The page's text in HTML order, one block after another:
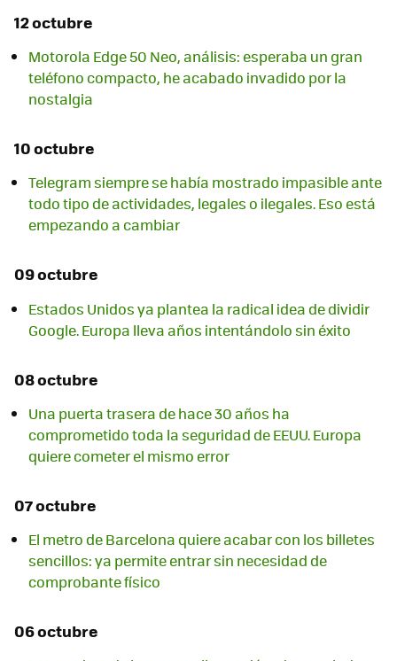
12 octubre
Motorola Edge 50 Neo, análisis: esperaba un gran
teléfono compacto, he acabado invadido por la
nostalgia
10 octubre
Telegram siempre se había mostrado impasible ante
todo tipo de actividades, legales o ilegales. Eso está
empezando a cambiar
09 octubre
Estados Unidos ya plantea la radical idea de dividir
Google. Europa lleva años intentándolo sin éxito
08 octubre
Una puerta trasera de hace 30 años ha
comprometido toda la seguridad de EEUU. Europa
quiere cometer el mismo error
07 octubre
El metro de Barcelona quiere acabar con los billetes
sencillos: ya permite entrar sin necesidad de
comprobante físico
06 octubre